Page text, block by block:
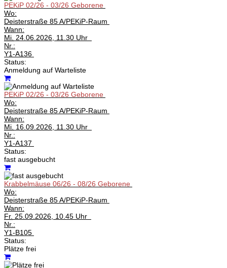
PEKiP 02/26 - 03/26 Geborene
Wo:
Deisterstraße 85 A/PEKiP-Raum
Wann:
Mi. 24.06.2026, 11.30 Uhr
Nr.:
Y1-A136
Status:
Anmeldung auf Warteliste
PEKiP 02/26 - 03/26 Geborene
Wo:
Deisterstraße 85 A/PEKiP-Raum
Wann:
Mi. 16.09.2026, 11.30 Uhr
Nr.:
Y1-A137
Status:
fast ausgebucht
Krabbelmäuse 06/26 - 08/26 Geborene
Wo:
Deisterstraße 85 A/PEKiP-Raum
Wann:
Fr. 25.09.2026, 10.45 Uhr
Nr.:
Y1-B105
Status:
Plätze frei